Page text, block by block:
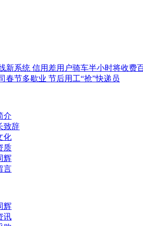
新系统 信用差用户骑车半小时将收费
春节多歇业 节后用工“抢”快递员
介
致辞
化
质
辉
言
辉
讯